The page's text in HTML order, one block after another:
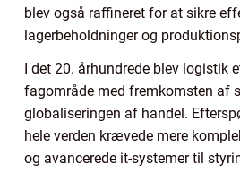
blev også raffineret for at sikre
lagerbeholdninger og
I det 20. århundrede blev logistik
fagområde med fremkomsten af
globaliseringen af handel.
hele verden krævede mere
og avancerede it-systemer til